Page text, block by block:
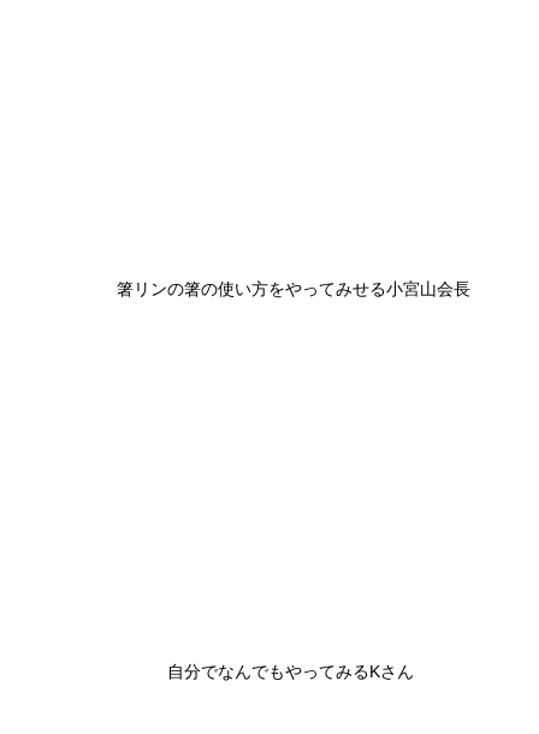
箸リンの箸の使い方をやってみせる小宮山会長
自分でなんでもやってみるKさん